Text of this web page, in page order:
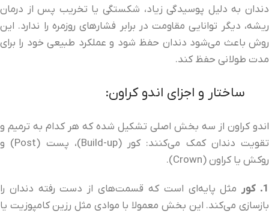
دندان به دلیل پوسیدگی زیاد، شکستگی یا تخریب پس از درمان
ریشه، دیگر توانایی مقاومت در برابر فشارهای روزمره را ندارد. این
روش باعث می‌شود دندان حفظ شود و عملکرد طبیعی خود را برای
مدت طولانی حفظ کند.
ساختار و اجزای اندو کراون:
اندو کراون از سه بخش اصلی تشکیل شده که هر کدام به ترمیم و
تقویت دندان کمک می‌کنند: کور (Build-up)، پست (Post) و
روکش یا کراون (Crown).
1. کور
مثل پایه‌ای است که قسمت‌های از دست رفته دندان را
بازسازی می‌کند. این بخش معمولا با موادی مثل رزین کامپوزیت یا